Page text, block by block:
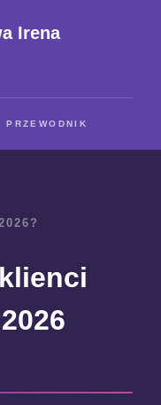
Irena
PRZEWODNIK